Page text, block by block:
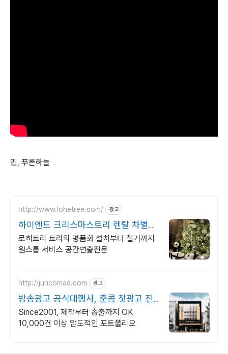
민, 푸른하늘
http://www.lohetree.com/ 광고
하이엔드 크리스마스트리 렌탈 차별화
된 퀄리티 트리
로히트리 트리의 명품화 설치부터 철거까지
원스톱 서비스 공간연출전문
http://juncomad.com 광고
방송광고 공식대행사, 준콤 첫광고 진
행시 20% 할인!
Since2001, 제작부터 송출까지 OK
10,000건 이상 압도적인 포트폴리오